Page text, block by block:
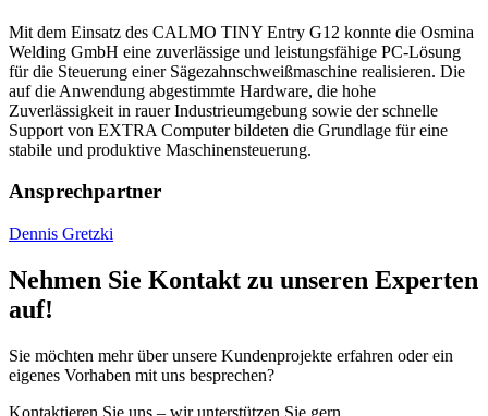
Mit dem Einsatz des CALMO TINY Entry G12 konnte die Osmina
Welding GmbH eine zuverlässige und leistungsfähige PC-Lösung
für die Steuerung einer Sägezahnschweißmaschine realisieren. Die
auf die Anwendung abgestimmte Hardware, die hohe
Zuverlässigkeit in rauer Industrieumgebung sowie der schnelle
Support von EXTRA Computer bildeten die Grundlage für eine
stabile und produktive Maschinensteuerung.
Ansprechpartner
Dennis Gretzki
Nehmen Sie Kontakt zu unseren Experten
auf!
Sie möchten mehr über unsere Kundenprojekte erfahren oder ein
eigenes Vorhaben mit uns besprechen?
Kontaktieren Sie uns – wir unterstützen Sie gern.